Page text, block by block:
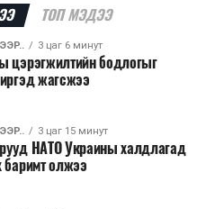
төвийн 11-310005
мэдээлэл өгч, дуудлага
Байгаль Орчны Газраас
ТОП МЭДЭЭ
3 цаг 6 минут
цэрэгжилтийн бодлогыг
жагсжээ
3 цаг 15 минут
НАТО Украины халдлагад
баримт олжээ